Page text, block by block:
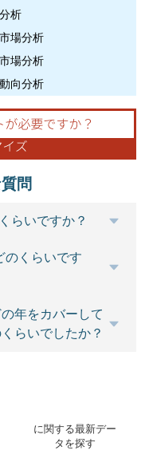
析
場分析
場分析
向分析
問
らいですか？
のくらいです
年をカバーして
らいでしたか？
に関する最新デー
タを探す